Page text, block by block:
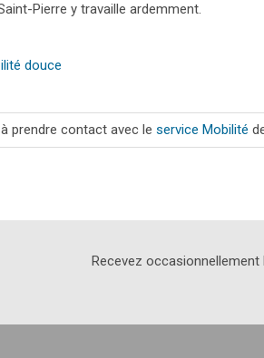
Pierre y travaille ardemment.
douce
prendre contact avec le service Mobilité
Recevez